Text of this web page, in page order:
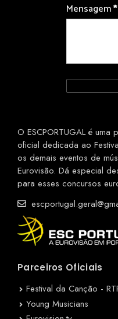
Mensagem*
O ESCPORTUGAL é uma
oficial dedicada ao
os demais eventos de
Eurovisão. Dá especial
para esses concursos
Parceiros Oficiais
Festival da Canção -
Young Musicians